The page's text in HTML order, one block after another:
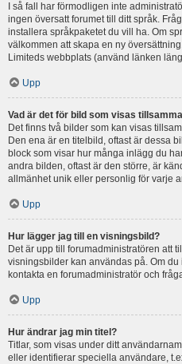
I så fall har förmodligen inte
ingen översatt forumet till ditt språk.
installera språkpaketet du vill ha. Om
välkommen att skapa en ny
Limiteds webbplats (använd länken
Upp
Vad är det för bild som visas
Det finns två bilder som kan visas
Den ena är en titelbild, oftast är dessa
block som visar hur många inlägg du
andra bilden, oftast är den större, är
allmänhet unik eller personlig för varje
Upp
Hur lägger jag till en visningsbild?
Det är upp till forumadministratören att
visningsbilder kan användas på. Om
kontakta en forumadministratör och
Upp
Hur ändrar jag min titel?
Titlar, som visas under ditt
eller identifierar speciella användare,